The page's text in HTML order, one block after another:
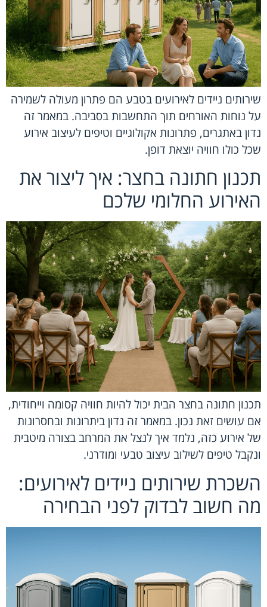
שירותים ניידים לאירועים בטבע הם פתרון מעולה לשמירה
על נוחות האורחים תוך התחשבות בסביבה. במאמר זה
נדון באתגרים, פתרונות אקולוגיים וטיפים לעיצוב אירוע
שכל כולו חוויה יוצאת דופן.
תכנון חתונה בחצר: איך ליצור את
האירוע החלומי שלכם
תכנון חתונה בחצר הבית יכול להיות חוויה קסומה וייחודית,
אם עושים זאת נכון. במאמר זה נדון ביתרונות ובחסרונות
של אירוע כזה, נלמד איך לנצל את המרחב בצורה מיטבית
ונקבל טיפים לשילוב עיצוב טבעי ומודרני.
השכרת שירותים ניידים לאירועים:
מה חשוב לבדוק לפני הבחירה